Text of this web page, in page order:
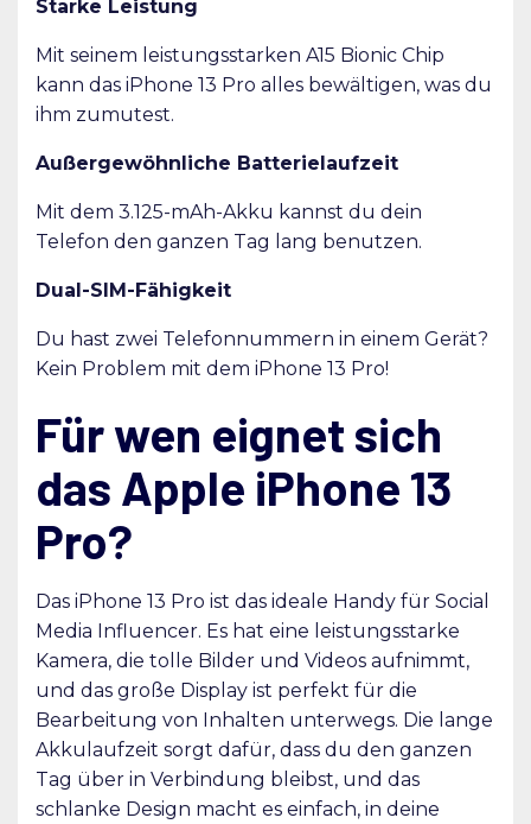
Starke Leistung
Mit seinem leistungsstarken A15 Bionic Chip
kann das iPhone 13 Pro alles bewältigen, was du
ihm zumutest.
Außergewöhnliche Batterielaufzeit
Mit dem 3.125-mAh-Akku kannst du dein
Telefon den ganzen Tag lang benutzen.
Dual-SIM-Fähigkeit
Du hast zwei Telefonnummern in einem Gerät?
Kein Problem mit dem iPhone 13 Pro!
Für wen eignet sich
das Apple iPhone 13
Pro?
Das iPhone 13 Pro ist das ideale Handy für Social
Media Influencer. Es hat eine leistungsstarke
Kamera, die tolle Bilder und Videos aufnimmt,
und das große Display ist perfekt für die
Bearbeitung von Inhalten unterwegs. Die lange
Akkulaufzeit sorgt dafür, dass du den ganzen
Tag über in Verbindung bleibst, und das
schlanke Design macht es einfach, in deine